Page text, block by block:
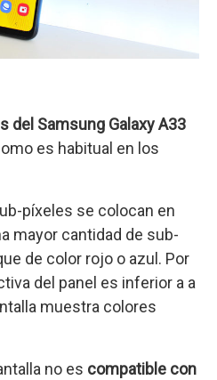
del Samsung Galaxy A33
es habitual en los
píxeles se colocan en
mayor cantidad de sub-
de color rojo o azul. Por
del panel es inferior a a
muestra colores
no es compatible con